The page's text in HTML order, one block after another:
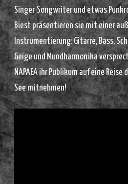
Singer-Songwriter und etwas
Biest präsentieren sie mit einer
Instrumentierung: Gitarre, Bass,
Geige und Mundharmonika
NAPAEA ihr Publikum auf eine Reise
See mitnehmen!